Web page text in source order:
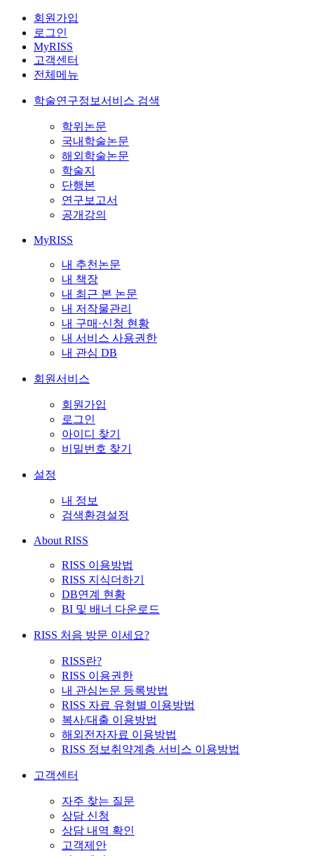
회원가입
로그인
MyRISS
고객센터
전체메뉴
학술연구정보서비스 검색
학위논문
국내학술논문
해외학술논문
학술지
단행본
연구보고서
공개강의
MyRISS
내 추천논문
내 책장
내 최근 본 논문
내 저작물관리
내 구매·신청 현황
내 서비스 사용권한
내 관심 DB
회원서비스
회원가입
로그인
아이디 찾기
비밀번호 찾기
설정
내 정보
검색환경설정
About RISS
RISS 이용방법
RISS 지식더하기
DB연계 현황
BI 및 배너 다운로드
RISS 처음 방문 이세요?
RISS란?
RISS 이용권한
내 관심논문 등록방법
RISS 자료 유형별 이용방법
복사/대출 이용방법
해외전자자료 이용방법
RISS 정보취약계층 서비스 이용방법
고객센터
자주 찾는 질문
상담 신청
상담 내역 확인
고객제안